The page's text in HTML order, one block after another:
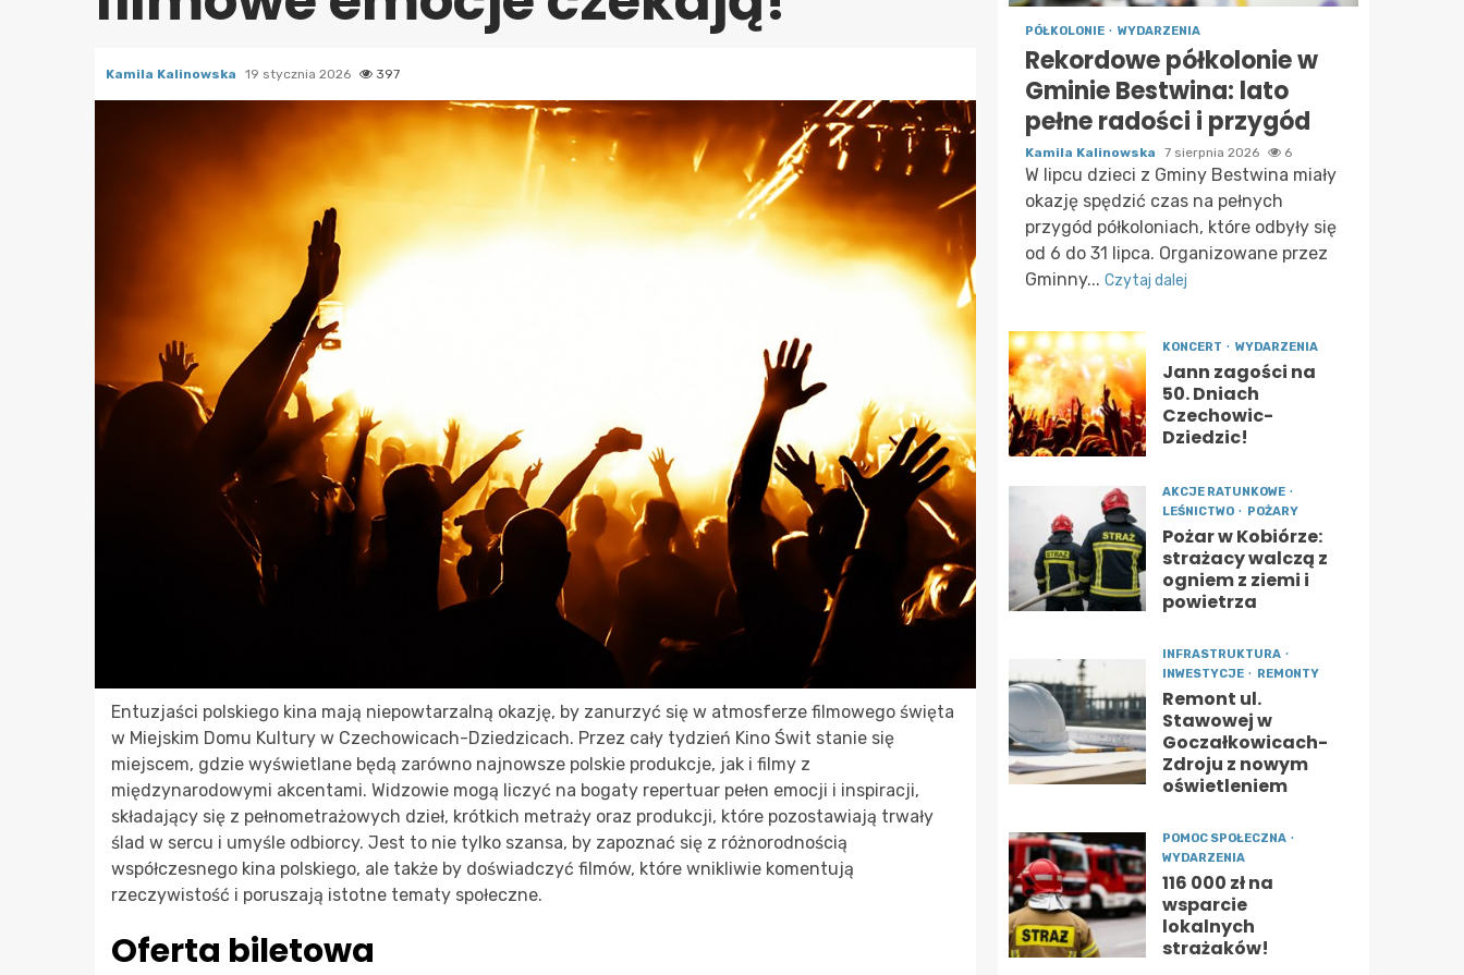
Kamila Kalinowska 19 stycznia 2026 397
Entuzjaści polskiego kina mają niepowtarzalną okazję, by zanurzyć się w atmosferze filmowego święta
w Miejskim Domu Kultury w Czechowicach-Dziedzicach. Przez cały tydzień Kino Świt stanie się
miejscem, gdzie wyświetlane będą zarówno najnowsze polskie produkcje, jak i filmy z
międzynarodowymi akcentami. Widzowie mogą liczyć na bogaty repertuar pełen emocji i inspiracji,
składający się z pełnometrażowych dzieł, krótkich metraży oraz produkcji, które pozostawiają trwały
ślad w sercu i umyśle odbiorcy. Jest to nie tylko szansa, by zapoznać się z różnorodnością
współczesnego kina polskiego, ale także by doświadczyć filmów, które wnikliwie komentują
rzeczywistość i poruszają istotne tematy społeczne.
Oferta biletowa
PÓŁKOLONIE WYDARZENIA
Rekordowe półkolonie w
Gminie Bestwina: lato
pełne radości i przygód
Kamila Kalinowska 7 sierpnia 2026 6
W lipcu dzieci z Gminy Bestwina miały
okazję spędzić czas na pełnych
przygód półkoloniach, które odbyły się
od 6 do 31 lipca. Organizowane przez
Gminny... Czytaj dalej
KONCERT WYDARZENIA
Jann zagości na
50. Dniach
Czechowic-
Dziedzic!
AKCJE RATUNKOWE
LEŚNICTWO
POŻARY
Pożar w Kobiórze:
strażacy walczą z
ogniem z ziemi i
powietrza
INFRASTRUKTURA
INWESTYCJE
REMONTY
Remont ul.
Stawowej w
Goczałkowicach-
Zdroju z nowym
oświetleniem
POMOC SPOŁECZNA
WYDARZENIA
116 000 zł na
wsparcie
lokalnych
strażaków!